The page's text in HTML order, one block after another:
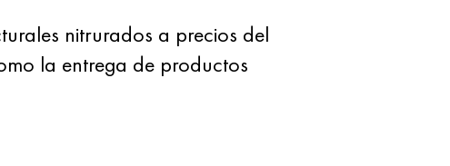
nitrurados a precios del
la entrega de productos